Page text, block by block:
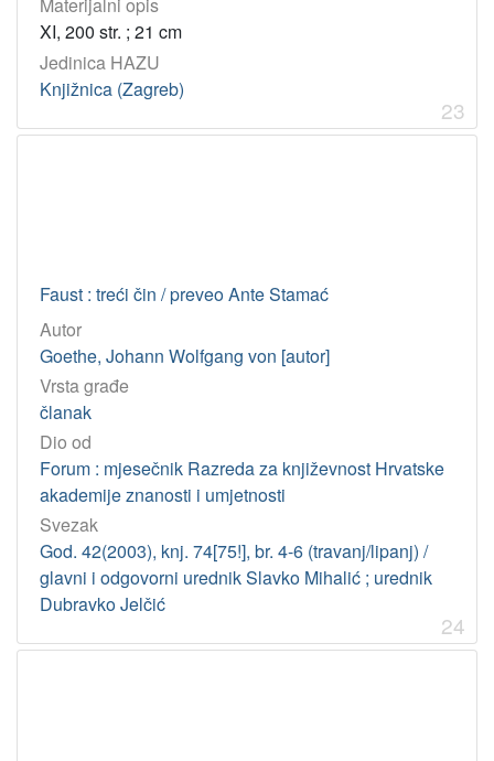
Materijalni opis
XI, 200 str. ; 21 cm
Jedinica HAZU
Knjižnica (Zagreb)
23
Faust : treći čin / preveo Ante Stamać
Autor
Goethe, Johann Wolfgang von [autor]
Vrsta građe
članak
Dio od
Forum : mjesečnik Razreda za književnost Hrvatske
akademije znanosti i umjetnosti
Svezak
God. 42(2003), knj. 74[75!], br. 4-6 (travanj/lipanj) /
glavni i odgovorni urednik Slavko Mihalić ; urednik
Dubravko Jelčić
24